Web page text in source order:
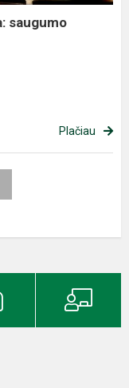
saugumo
Plačiau